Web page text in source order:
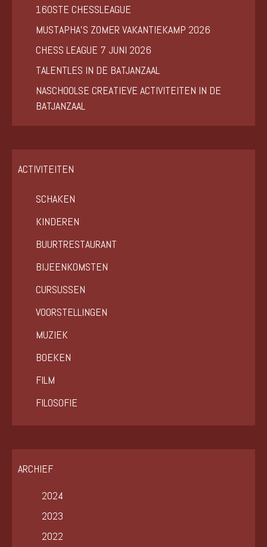
160STE CHESSLEAGUE
MUSTAPHA’S ZOMER VAKANTIEKAMP 2026
CHESS LEAGUE 7 JUNI 2026
TALENTLES IN DE BATJANZAAL
NASCHOOLSE CREATIEVE ACTIVITEITEN IN DE
BATJANZAAL
ACTIVITEITEN
SCHAKEN
KINDEREN
BUURTRESTAURANT
BIJEENKOMSTEN
CURSUSSEN
VOORSTELLINGEN
MUZIEK
BOEKEN
FILM
FILOSOFIE
ARCHIEF
2024
2023
2022